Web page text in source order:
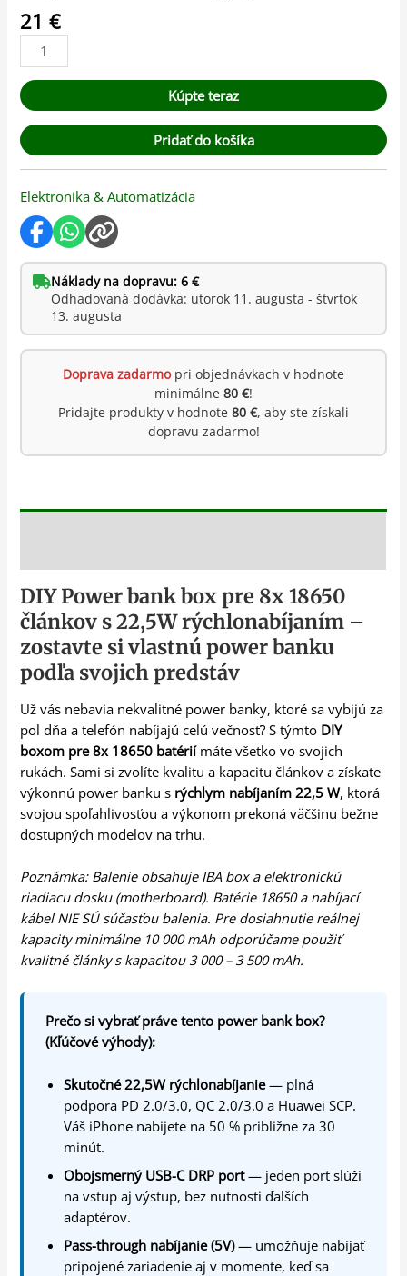
21€
Kúpte teraz
Pridať do košíka
Elektronika & Automatizácia
Náklady na dopravu: 6 €
Odhadovaná dodávka: utorok 11. augusta - štvrtok
13. augusta
Doprava zadarmopri objednávkach v hodnote
minimálne 80 €!
Pridajte produkty v hodnote 80 €, aby ste získali
dopravu zadarmo!
DIY Power bank box pre 8x 18650
článkov s 22,5W rýchlonabíjaním –
zostavte si vlastnú power banku
podľa svojich predstáv
Už vás nebavia nekvalitné power banky, ktoré sa vybijú za
pol dňa a telefón nabíjajú celú večnosť? S týmto DIY
boxom pre 8x 18650 batériímáte všetko vo svojich
rukách. Sami si zvolíte kvalitu a kapacitu článkov a získate
výkonnú power banku s rýchlym nabíjaním 22,5 W, ktorá
svojou spoľahlivosťou a výkonom prekoná väčšinu bežne
dostupných modelov na trhu.
Poznámka: Balenie obsahuje IBA box a elektronickú
riadiacu dosku (motherboard). Batérie 18650 a nabíjací
kábel NIE SÚ súčasťou balenia. Pre dosiahnutie reálnej
kapacity minimálne 10 000 mAh odporúčame použiť
kvalitné články s kapacitou 3 000 – 3 500 mAh.
Prečo si vybrať práve tento power bank box?
(Kľúčové výhody):
Skutočné 22,5W rýchlonabíjanie— plná
podpora PD 2.0/3.0, QC 2.0/3.0 a Huawei SCP.
Váš iPhone nabijete na 50 % približne za 30
minút.
Obojsmerný USB-C DRP port— jeden port slúži
na vstup aj výstup, bez nutnosti ďalších
adaptérov.
Pass-through nabíjanie (5V)— umožňuje nabíjať
pripojené zariadenie aj v momente, keď sa